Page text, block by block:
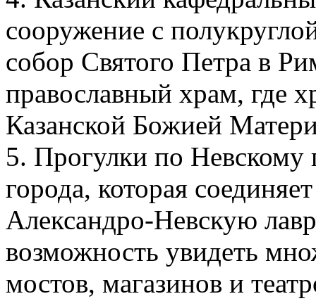
сооружение с
собор Святого Петра в
православный храм, где
Казанской Божией
5. Прогулки по Невскому
города, которая
Александро-Невскую
возможность увидеть
мостов, магазинов и